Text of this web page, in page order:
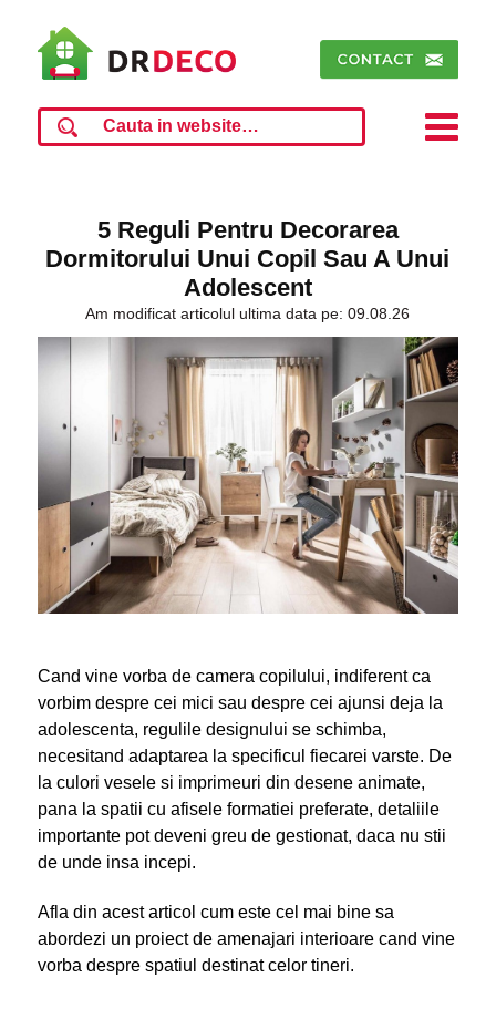
5 Reguli Pentru Decorarea
Dormitorului Unui Copil Sau A Unui
Adolescent
Am modificat articolul ultima data pe: 09.08.26
Cand vine vorba de camera copilului, indiferent ca
vorbim despre cei mici sau despre cei ajunsi deja la
adolescenta, regulile designului se schimba,
necesitand adaptarea la specificul fiecarei varste. De
la culori vesele si imprimeuri din desene animate,
pana la spatii cu afisele formatiei preferate, detaliile
importante pot deveni greu de gestionat, daca nu stii
de unde insa incepi.
Afla din acest articol cum este cel mai bine sa
abordezi un proiect de amenajari interioare cand vine
vorba despre spatiul destinat celor tineri.